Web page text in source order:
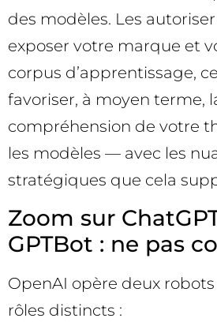
des modèles. Les
exposer votre marque et
corpus d’apprentissage,
favoriser, à moyen terme,
compréhension de votre
les modèles — avec les
stratégiques que cela
Zoom sur
GPTBot : ne pas
OpenAI opère deux
rôles distincts :